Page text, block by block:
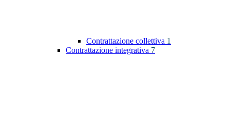
Contrattazione collettiva 1
Contrattazione integrativa 7